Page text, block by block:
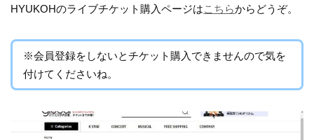
HYUKOHのライブチケット購入ページはこちらからどうぞ。
※会員登録をしないとチケット購入できませんので気を
付けてくださいね。